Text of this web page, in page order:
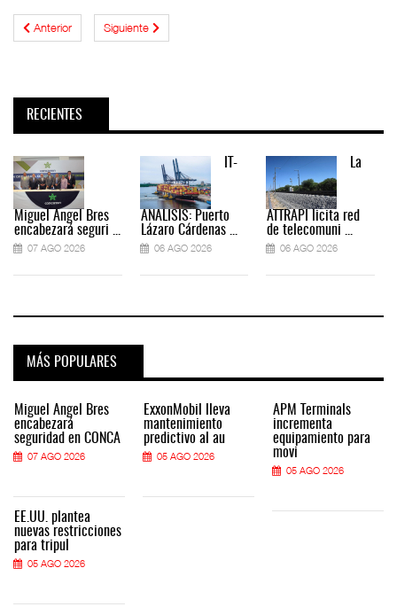
Anterior Siguiente
RECIENTES
Miguel Ángel Bres
encabezará seguri ...
07 AGO 2026
IT-
ANÁLISIS: Puerto
Lázaro Cárdenas ...
06 AGO 2026
La
ATTRAPI licita red
de telecomuni ...
06 AGO 2026
MÁS POPULARES
Miguel Ángel Bres
encabezará
seguridad en CONCA
07 AGO 2026
EE.UU. plantea
nuevas restricciones
para tripul
05 AGO 2026
ExxonMobil lleva
mantenimiento
predictivo al au
05 AGO 2026
APM Terminals
incrementa
equipamiento para
movi
05 AGO 2026